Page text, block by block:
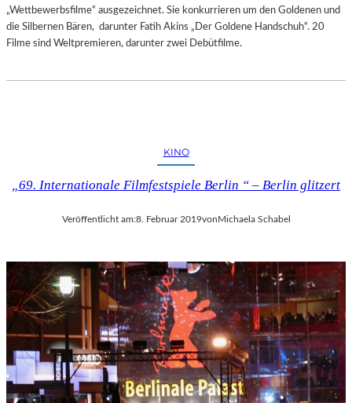
„Wettbewerbsfilme“ ausgezeichnet. Sie konkurrieren um den Goldenen und
die Silbernen Bären, darunter Fatih Akins „Der Goldene Handschuh“. 20
Filme sind Weltpremieren, darunter zwei Debütfilme.
KINO
„69. Internationale Filmfestspiele Berlin “ – Berlin glitzert
Veröffentlicht am:8. Februar 2019vonMichaela Schabel